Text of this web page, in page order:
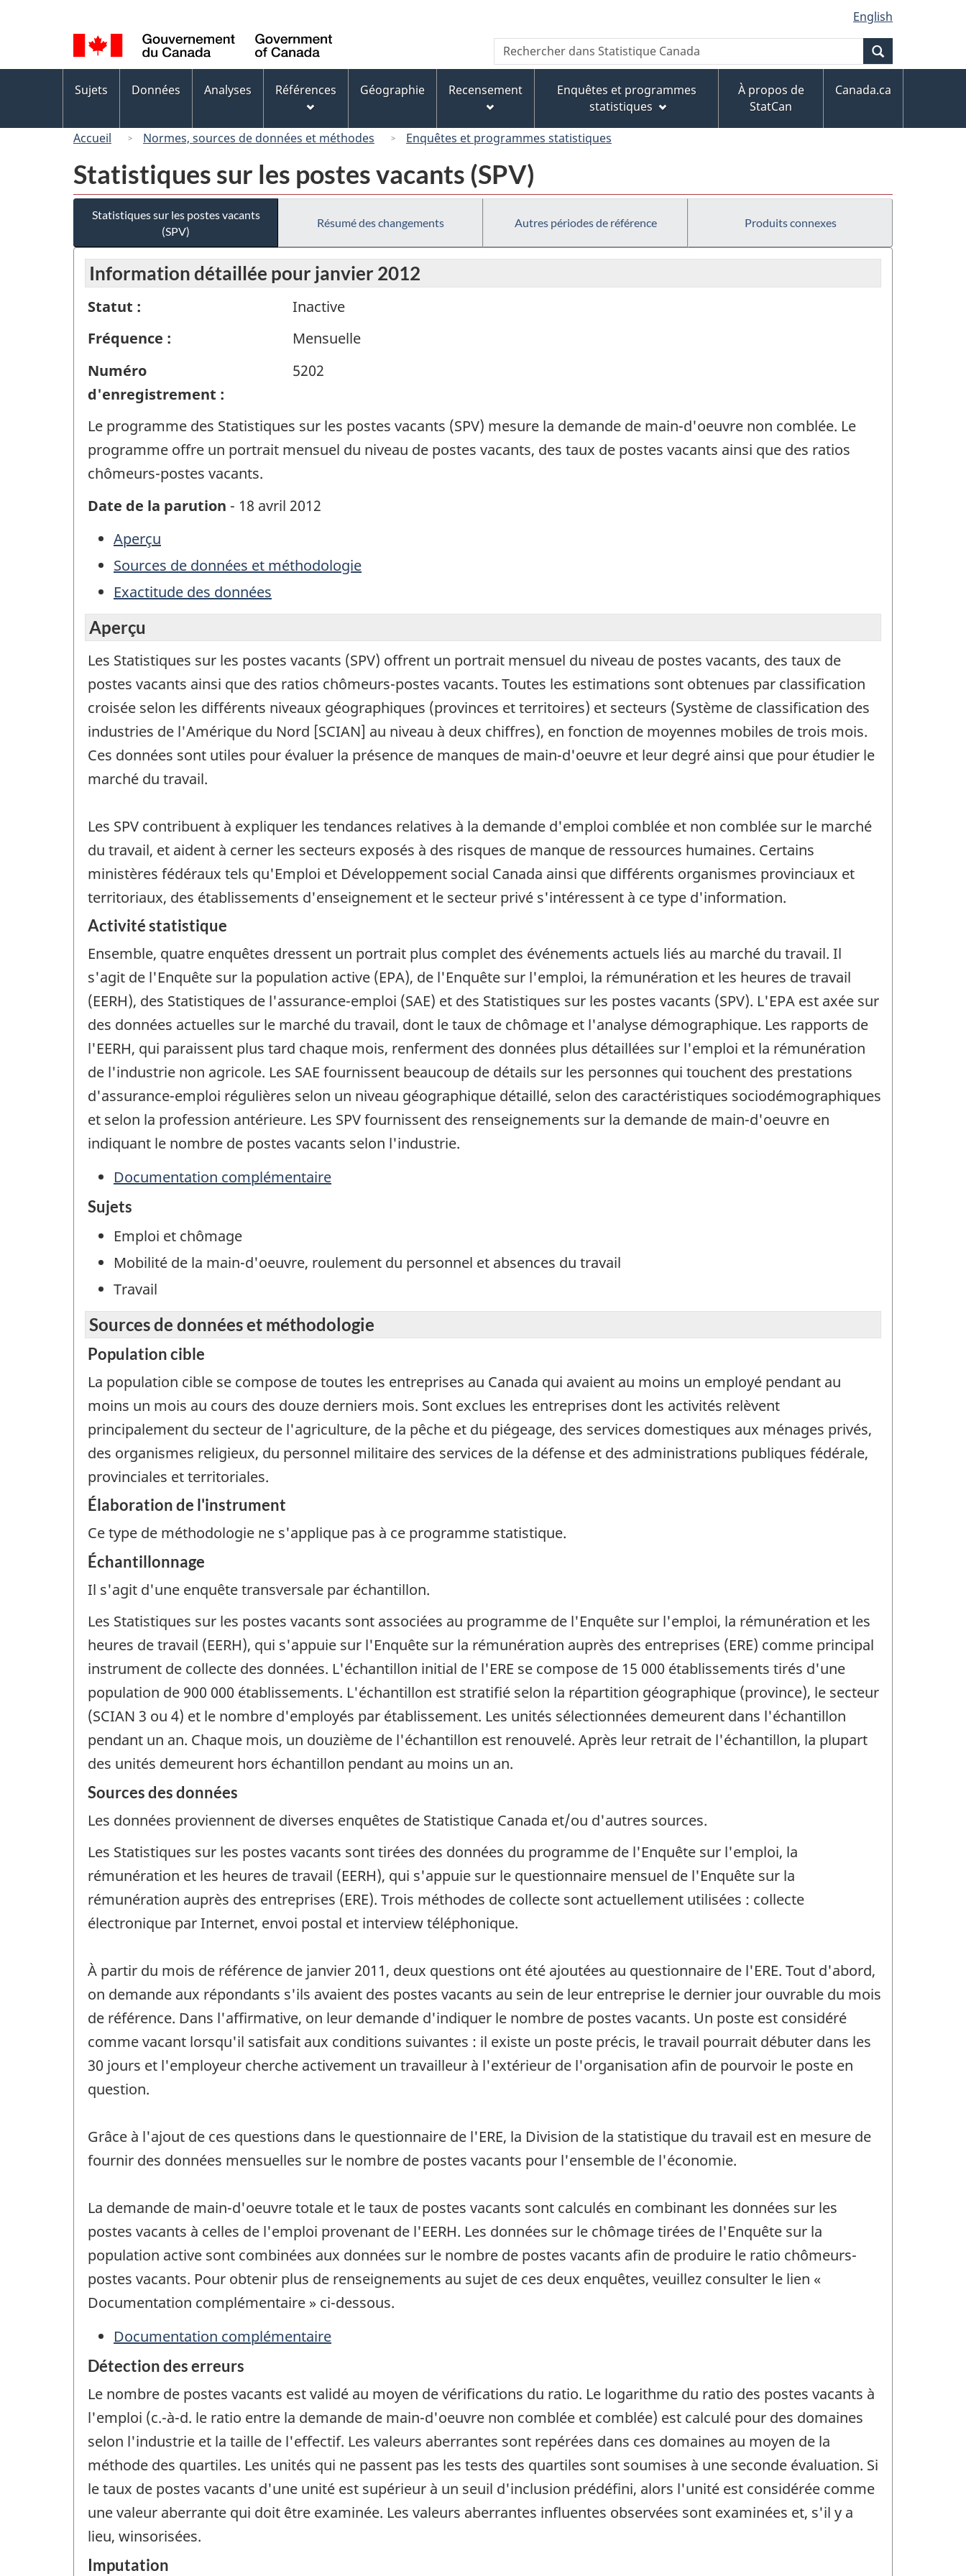
au
contenu
principal
« À
propos
de
ce
version
HTML
simplifiée
de
la
langue
English
Canada
Recherche
Rechercher
dans
Canada
des
Sujets Données Analyses Références Géographie Recensement
Enquêtes et programmes
statistiques
À propos de
StatCan
Canada.ca
Accueil Normes, sources de données et méthodes Enquêtes et programmes statistiques
Statistiques sur les postes vacants (SPV)
Statistiques sur les postes vacants
(SPV)
Résumé des changements Autres périodes de référence Produits connexes
Information détaillée pour janvier 2012
Statut :
Inactive
Fréquence :
Mensuelle
Numéro
d'enregistrement :
5202
Le programme des Statistiques sur les postes vacants (SPV) mesure la demande de main-d'oeuvre non comblée. Le
programme offre un portrait mensuel du niveau de postes vacants, des taux de postes vacants ainsi que des ratios
chômeurs-postes vacants.
Date de la parution - 18 avril 2012
Aperçu
Sources de données et méthodologie
Exactitude des données
Aperçu
Les Statistiques sur les postes vacants (SPV) offrent un portrait mensuel du niveau de postes vacants, des taux de
postes vacants ainsi que des ratios chômeurs-postes vacants. Toutes les estimations sont obtenues par classification
croisée selon les différents niveaux géographiques (provinces et territoires) et secteurs (Système de classification des
industries de l'Amérique du Nord [SCIAN] au niveau à deux chiffres), en fonction de moyennes mobiles de trois mois.
Ces données sont utiles pour évaluer la présence de manques de main-d'oeuvre et leur degré ainsi que pour étudier le
marché du travail.
Les SPV contribuent à expliquer les tendances relatives à la demande d'emploi comblée et non comblée sur le marché
du travail, et aident à cerner les secteurs exposés à des risques de manque de ressources humaines. Certains
ministères fédéraux tels qu'Emploi et Développement social Canada ainsi que différents organismes provinciaux et
territoriaux, des établissements d'enseignement et le secteur privé s'intéressent à ce type d'information.
Activité statistique
Ensemble, quatre enquêtes dressent un portrait plus complet des événements actuels liés au marché du travail. Il
s'agit de l'Enquête sur la population active (EPA), de l'Enquête sur l'emploi, la rémunération et les heures de travail
(EERH), des Statistiques de l'assurance-emploi (SAE) et des Statistiques sur les postes vacants (SPV). L'EPA est axée sur
des données actuelles sur le marché du travail, dont le taux de chômage et l'analyse démographique. Les rapports de
l'EERH, qui paraissent plus tard chaque mois, renferment des données plus détaillées sur l'emploi et la rémunération
de l'industrie non agricole. Les SAE fournissent beaucoup de détails sur les personnes qui touchent des prestations
d'assurance-emploi régulières selon un niveau géographique détaillé, selon des caractéristiques sociodémographiques
et selon la profession antérieure. Les SPV fournissent des renseignements sur la demande de main-d'oeuvre en
indiquant le nombre de postes vacants selon l'industrie.
Documentation complémentaire
Sujets
Emploi et chômage
Mobilité de la main-d'oeuvre, roulement du personnel et absences du travail
Travail
Sources de données et méthodologie
Population cible
La population cible se compose de toutes les entreprises au Canada qui avaient au moins un employé pendant au
moins un mois au cours des douze derniers mois. Sont exclues les entreprises dont les activités relèvent
principalement du secteur de l'agriculture, de la pêche et du piégeage, des services domestiques aux ménages privés,
des organismes religieux, du personnel militaire des services de la défense et des administrations publiques fédérale,
provinciales et territoriales.
Élaboration de l'instrument
Ce type de méthodologie ne s'applique pas à ce programme statistique.
Échantillonnage
Il s'agit d'une enquête transversale par échantillon.
Les Statistiques sur les postes vacants sont associées au programme de l'Enquête sur l'emploi, la rémunération et les
heures de travail (EERH), qui s'appuie sur l'Enquête sur la rémunération auprès des entreprises (ERE) comme principal
instrument de collecte des données. L'échantillon initial de l'ERE se compose de 15 000 établissements tirés d'une
population de 900 000 établissements. L'échantillon est stratifié selon la répartition géographique (province), le secteur
(SCIAN 3 ou 4) et le nombre d'employés par établissement. Les unités sélectionnées demeurent dans l'échantillon
pendant un an. Chaque mois, un douzième de l'échantillon est renouvelé. Après leur retrait de l'échantillon, la plupart
des unités demeurent hors échantillon pendant au moins un an.
Sources des données
Les données proviennent de diverses enquêtes de Statistique Canada et/ou d'autres sources.
Les Statistiques sur les postes vacants sont tirées des données du programme de l'Enquête sur l'emploi, la
rémunération et les heures de travail (EERH), qui s'appuie sur le questionnaire mensuel de l'Enquête sur la
rémunération auprès des entreprises (ERE). Trois méthodes de collecte sont actuellement utilisées : collecte
électronique par Internet, envoi postal et interview téléphonique.
À partir du mois de référence de janvier 2011, deux questions ont été ajoutées au questionnaire de l'ERE. Tout d'abord,
on demande aux répondants s'ils avaient des postes vacants au sein de leur entreprise le dernier jour ouvrable du mois
de référence. Dans l'affirmative, on leur demande d'indiquer le nombre de postes vacants. Un poste est considéré
comme vacant lorsqu'il satisfait aux conditions suivantes : il existe un poste précis, le travail pourrait débuter dans les
30 jours et l'employeur cherche activement un travailleur à l'extérieur de l'organisation afin de pourvoir le poste en
question.
Grâce à l'ajout de ces questions dans le questionnaire de l'ERE, la Division de la statistique du travail est en mesure de
fournir des données mensuelles sur le nombre de postes vacants pour l'ensemble de l'économie.
La demande de main-d'oeuvre totale et le taux de postes vacants sont calculés en combinant les données sur les
postes vacants à celles de l'emploi provenant de l'EERH. Les données sur le chômage tirées de l'Enquête sur la
population active sont combinées aux données sur le nombre de postes vacants afin de produire le ratio chômeurs-
postes vacants. Pour obtenir plus de renseignements au sujet de ces deux enquêtes, veuillez consulter le lien «
Documentation complémentaire » ci-dessous.
Documentation complémentaire
Détection des erreurs
Le nombre de postes vacants est validé au moyen de vérifications du ratio. Le logarithme du ratio des postes vacants à
l'emploi (c.-à-d. le ratio entre la demande de main-d'oeuvre non comblée et comblée) est calculé pour des domaines
selon l'industrie et la taille de l'effectif. Les valeurs aberrantes sont repérées dans ces domaines au moyen de la
méthode des quartiles. Les unités qui ne passent pas les tests des quartiles sont soumises à une seconde évaluation. Si
le taux de postes vacants d'une unité est supérieur à un seuil d'inclusion prédéfini, alors l'unité est considérée comme
une valeur aberrante qui doit être examinée. Les valeurs aberrantes influentes observées sont examinées et, s'il y a
lieu, winsorisées.
Imputation